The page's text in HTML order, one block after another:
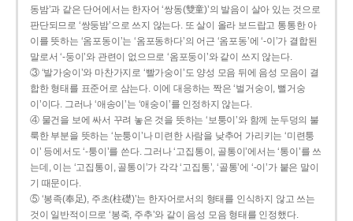
동밤’과 같은 단어에서는 한자어 ‘쌍동(雙童)’의 발음이 살아 있는 것으로
판단되므로 ‘쌍둥밤’으로 쓰지 않는다. 또 살이 올라 보드랍고 통통한 아
이를 뜻하는 ‘옴포동이’는 ‘옴포동하다’의 어근 ‘옴포동’에 ‘-이’가 결합된
말로서 ‘-둥이’와 관련이 없으므로 ‘옴포둥이’와 같이 쓰지 않는다.
③ ‘발가숭이’와 마찬가지로 ‘빨가숭이’도 양성 모음 뒤에 음성 모음이 결
합한 형태를 표준어로 삼는다. 이에 대응하는 짝은 ‘벌거숭이, 뻘거숭
이’이다. 그러나 ‘애송이’는 ‘애숭이’를 인정하지 않는다.
④ 물건을 보에 싸서 꾸려 놓은 것을 뜻하는 ‘보퉁이’와 함께 눈두덩의 불
룩한 부분을 뜻하는 ‘눈퉁이’나 미련한 사람을 낮추어 가리키는 ‘미련퉁
이’ 등에서도 ‘-퉁이’를 쓴다. 그러나 ‘고집통이, 골통이’에서는 ‘통이’를 쓰
는데, 이는 ‘고집통이, 골통이’가 각각 ‘고집통’, ‘골통’에 ‘-이’가 붙은 말이
기 때문이다.
⑤ ‘봉족(奉足), 주초(柱礎)’는 한자어로서의 형태를 인식하지 않고 쓰는
것이 일반적이므로 ‘봉죽, 주추’와 같이 음성 모음 형태를 인정했다.